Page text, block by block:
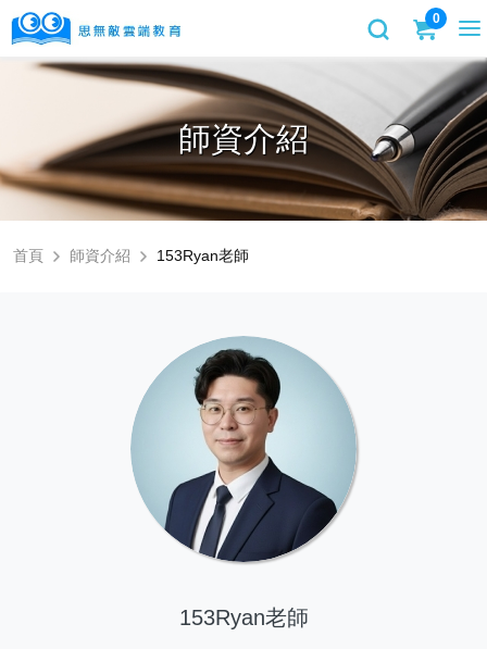
0
師資介紹
首頁 師資介紹 153Ryan老師
153Ryan老師